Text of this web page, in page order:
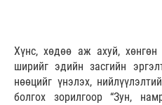
Хүнс, хөдөө аж ахуй,
ширийг эдийн засгийн
нөөцийг үнэлэх,
болгох зорилгоор “Зун,